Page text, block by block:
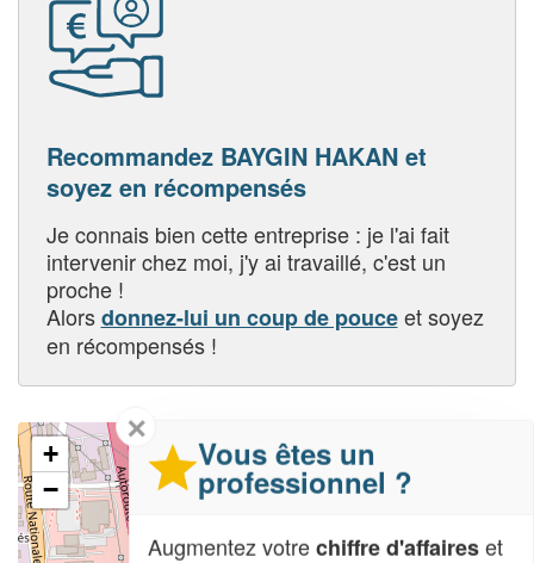
Recommandez BAYGIN HAKAN et
soyez en récompensés
Je connais bien cette entreprise : je l'ai fait
intervenir chez moi, j'y ai travaillé, c'est un
proche !
Alorsdonnez-lui un coup de pouceet soyez
en récompensés !
+
−
✕
Vous êtes un
professionnel ?
Augmentez votrechiffre d'affaireset